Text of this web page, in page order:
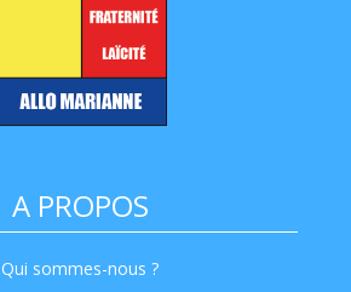
A PROPOS
Qui sommes-nous ?